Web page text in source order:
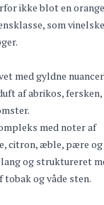
ikke blot en
som
med gyldne nuancer.
af abrikos,
med noter af
citron, æble, pære og
og struktureret
og våde sten.